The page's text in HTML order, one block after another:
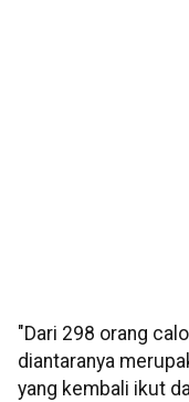
"Dari 298 orang
diantaranya
yang kembali ikut